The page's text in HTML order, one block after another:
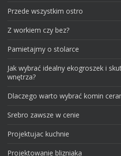
Przede wszystkim ostro
Z workiem czy bez?
Pamietajmy o stolarce
Jak wybrać idealny ekogroszek i
wnętrza?
Dlaczego warto wybrać komin
Srebro zawsze w cenie
Projektujac kuchnie
Projektowanie blizniaka